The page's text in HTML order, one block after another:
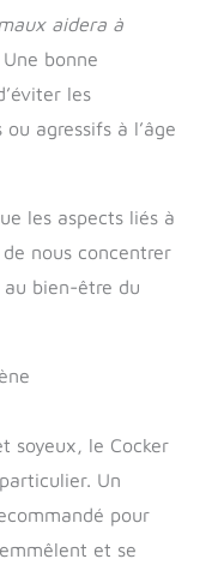
aidera à
Une bonne
les
agressifs à l’âge
les aspects liés à
nous concentrer
au bien-être du
soyeux, le Cocker
Un
pour
et se